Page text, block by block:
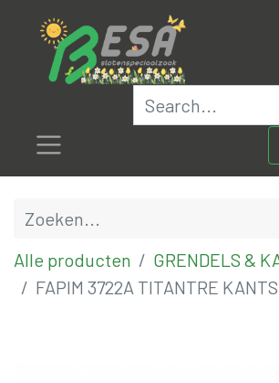
Alle producten
GRENDELS &
FAPIM 3722A TITANTRE